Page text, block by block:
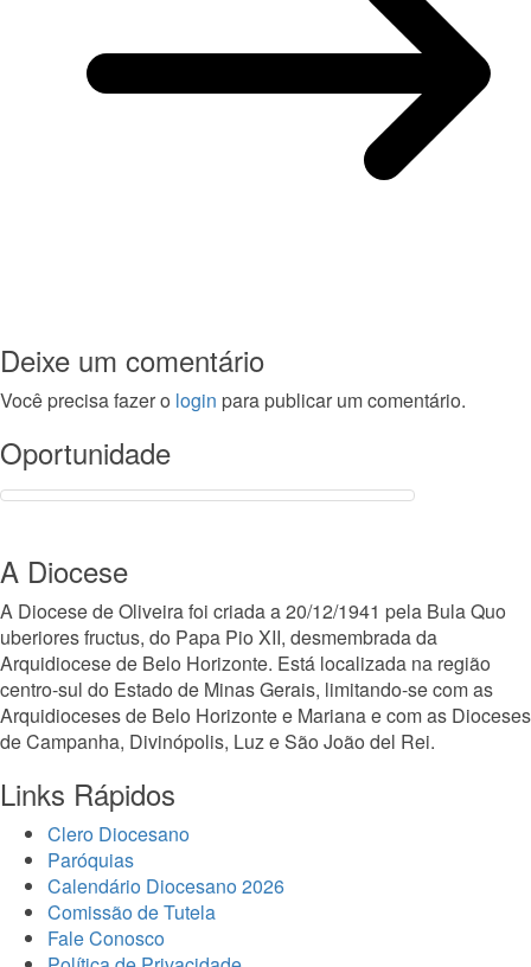
Deixe um comentário
Você precisa fazer o login para publicar um comentário.
Oportunidade
A Diocese
A Diocese de Oliveira foi criada a 20/12/1941 pela Bula Quo
uberiores fructus, do Papa Pio XII, desmembrada da
Arquidiocese de Belo Horizonte. Está localizada na região
centro-sul do Estado de Minas Gerais, limitando-se com as
Arquidioceses de Belo Horizonte e Mariana e com as Dioceses
de Campanha, Divinópolis, Luz e São João del Rei.
Links Rápidos
Clero Diocesano
Paróquias
Calendário Diocesano 2026
Comissão de Tutela
Fale Conosco